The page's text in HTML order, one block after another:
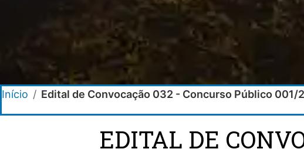
Início / Edital de Convocação 032 - Concurso Público 001/
EDITAL DE